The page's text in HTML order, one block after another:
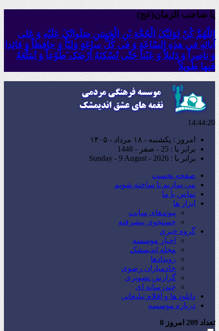
یا صاحب الزمان(عج)
اللّهُمَّ کُنْ لِوَلِیِّکَ الْحُجَّةِ بْنِ الْحَسَنِ صَلَواتُکَ عَلَیْهِ وَ عَلى
آبائِهِ فی هذِهِ السّاعَةِ وَ فی کُلِّ ساعَةٍ وَلِیّاً وَ حافِظاً وَ قائِدا
‏وَ ناصِراً وَ دَلیلاً وَ عَیْناً حَتّى تُسْکِنَهُ أَرْضَک َطَوْعاً وَ تُمَتِّعَهُ
فیها طَویلاً
14:44:21
امروز : یکشنبه - ۱۸ مرداد - ۱۴۰۵
برابر با : 25 - صفر - 1448
برابر با : Sunday - 9 August - 2026
صفحه نخست
می سازیم تا ساخته شویم
تماس با ما
ابزار ها
پیوندهای سایت
جستجوی پیشرفته
گروه خبری
اخبار موسسه
مجله اندیمشک
رویدادها
خادمیاران رضوی
گزارش تصویری
چندرسانه ای
دانلود ها و اقلام تبلیغاتی
درباره موسسه
تعداد امروز 0